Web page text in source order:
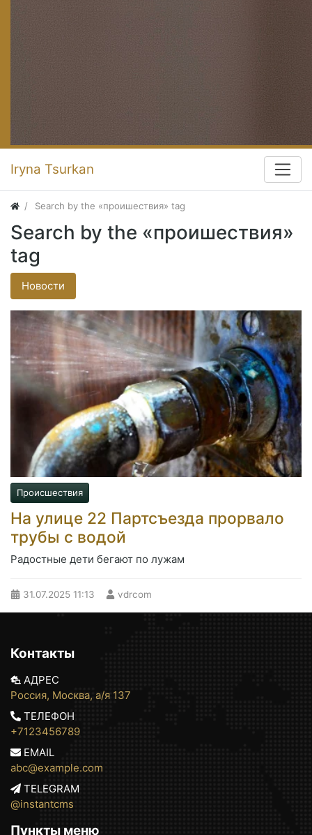
Iryna Tsurkan
Search by the «проишествия» tag
Search by the «проишествия»
tag
Новости
Происшествия
На улице 22 Партсъезда прорвало
трубы с водой
Радостные дети бегают по лужам
31.07.2025 11:13 vdrcom
Контакты
АДРЕС
Россия, Москва, а/я 137
ТЕЛЕФОН
+7123456789
EMAIL
abc@example.com
TELEGRAM
@instantcms
Пункты меню